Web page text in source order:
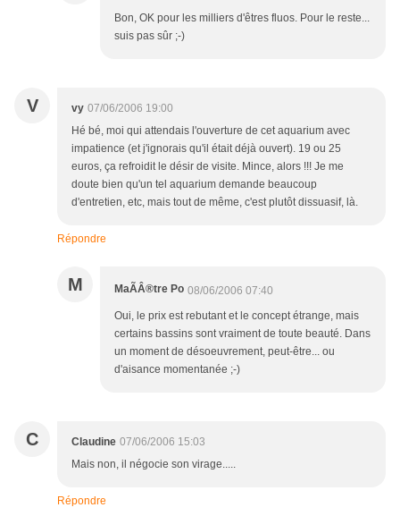
Bon, OK pour les milliers d'êtres fluos. Pour le reste...
suis pas sûr ;-)
V vy 07/06/2006 19:00
Hé bé, moi qui attendais l'ouverture de cet aquarium avec
impatience (et j'ignorais qu'il était déjà ouvert). 19 ou 25
euros, ça refroidit le désir de visite. Mince, alors !!! Je me
doute bien qu'un tel aquarium demande beaucoup
d'entretien, etc, mais tout de même, c'est plutôt dissuasif, là.
Répondre
M MaÃÂ®tre Po 08/06/2006 07:40
Oui, le prix est rebutant et le concept étrange, mais
certains bassins sont vraiment de toute beauté. Dans
un moment de désoeuvrement, peut-être... ou
d'aisance momentanée ;-)
C Claudine 07/06/2006 15:03
Mais non, il négocie son virage.....
Répondre